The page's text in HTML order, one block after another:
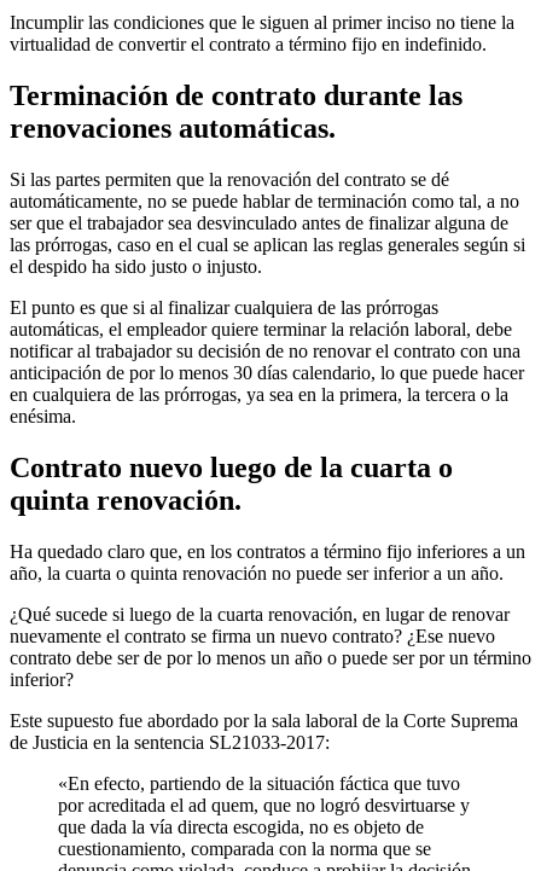
Incumplir las condiciones que le siguen al primer inciso no tiene la
virtualidad de convertir el contrato a término fijo en indefinido.
Terminación de contrato durante las
renovaciones automáticas.
Si las partes permiten que la renovación del contrato se dé
automáticamente, no se puede hablar de terminación como tal, a no
ser que el trabajador sea desvinculado antes de finalizar alguna de
las prórrogas, caso en el cual se aplican las reglas generales según si
el despido ha sido justo o injusto.
El punto es que si al finalizar cualquiera de las prórrogas
automáticas, el empleador quiere terminar la relación laboral, debe
notificar al trabajador su decisión de no renovar el contrato con una
anticipación de por lo menos 30 días calendario, lo que puede hacer
en cualquiera de las prórrogas, ya sea en la primera, la tercera o la
enésima.
Contrato nuevo luego de la cuarta o
quinta renovación.
Ha quedado claro que, en los contratos a término fijo inferiores a un
año, la cuarta o quinta renovación no puede ser inferior a un año.
¿Qué sucede si luego de la cuarta renovación, en lugar de renovar
nuevamente el contrato se firma un nuevo contrato? ¿Ese nuevo
contrato debe ser de por lo menos un año o puede ser por un término
inferior?
Este supuesto fue abordado por la sala laboral de la Corte Suprema
de Justicia en la sentencia SL21033-2017:
«En efecto, partiendo de la situación fáctica que tuvo
por acreditada el ad quem, que no logró desvirtuarse y
que dada la vía directa escogida, no es objeto de
cuestionamiento, comparada con la norma que se